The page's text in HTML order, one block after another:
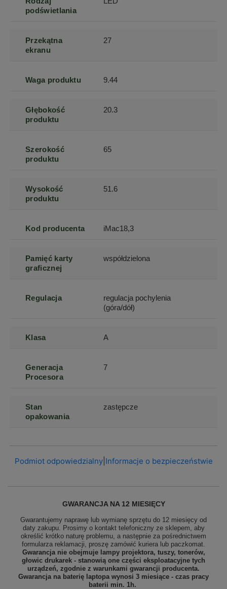
podświetlania
Przekątna
ekranu
27
Waga produktu 9.44
Głębokość
produktu
20.3
Szerokość
produktu
65
Wysokość
produktu
51.6
Kod producenta iMac18,3
Pamięć karty
graficznej
współdzielona
Regulacja
regulacja pochylenia
(góra/dół)
Klasa A
Generacja
Procesora
7
Stan
opakowania
zastępcze
Podmiot odpowiedzialny| Informacje o bezpieczeństwie
GWARANCJA NA 12 MIESIĘCY
Gwarantujemy naprawę lub wymianę sprzętu do 12 miesięcy od
daty zakupu. Prosimy o kontakt telefoniczny ze sklepem, aby
określić krótko naturę problemu, a następnie za pośrednictwem
formularza reklamacji, proszę zamówić kuriera lub paczkomat.
Gwarancja nie obejmuje lampy projektora, tuszy, tonerów,
głowic drukarek - stanowią one części eksploatacyjne tych
urządzeń, zgodnie z warunkami gwarancji producenta.
Gwarancja na baterię laptopa wynosi 3 miesiące - czas pracy
baterii min. 1h.